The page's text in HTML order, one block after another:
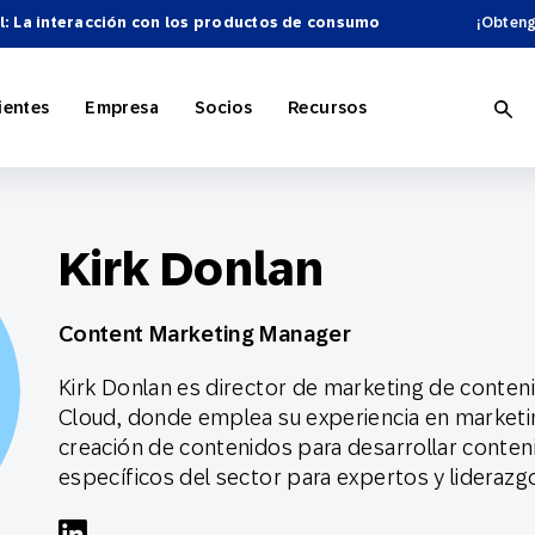
La interacción con los productos de consumo
IA
del marketing
y tácticas Fidelización de clientes
Empresa
Engagement Cloud
Hágase
Socios
socios
publicitarias
Recursos
general
Kirk Donlan
Content Marketing Manager
Kirk Donlan es director de marketing de
Cloud, donde emplea su experiencia en
creación de contenidos para desarrollar
específicos del sector para expertos y